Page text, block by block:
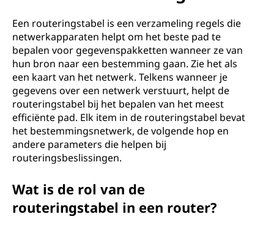
Een routeringstabel is een verzameling regels die
netwerkapparaten helpt om het beste pad te
bepalen voor gegevenspakketten wanneer ze van
hun bron naar een bestemming gaan. Zie het als
een kaart van het netwerk. Telkens wanneer je
gegevens over een netwerk verstuurt, helpt de
routeringstabel bij het bepalen van het meest
efficiënte pad. Elk item in de routeringstabel bevat
het bestemmingsnetwerk, de volgende hop en
andere parameters die helpen bij
routeringsbeslissingen.
Wat is de rol van de
routeringstabel in een router?